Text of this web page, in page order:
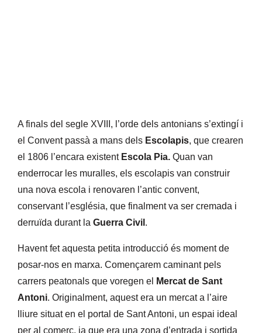
A finals del segle XVIII, l’orde dels antonians s’extingí i
el Convent passà a mans dels Escolapis, que crearen
el 1806 l’encara existent Escola Pia. Quan van
enderrocar les muralles, els escolapis van construir
una nova escola i renovaren l’antic convent,
conservant l’església, que finalment va ser cremada i
derruïda durant la Guerra Civil .
Havent fet aquesta petita introducció és moment de
posar-nos en marxa. Començarem caminant pels
carrers peatonals que voregen el
Mercat de Sant
Antoni. Originalment, aquest era un mercat a l’aire
lliure situat en el portal de Sant Antoni, un espai ideal
per al comerç, ja que era una zona d’entrada i sortida